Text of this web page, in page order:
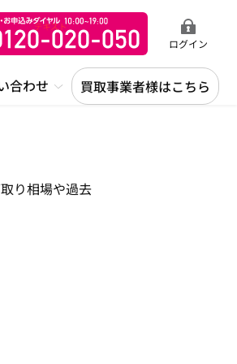
ログイン
合わせ 買取事業者様はこちら
り相場や過去